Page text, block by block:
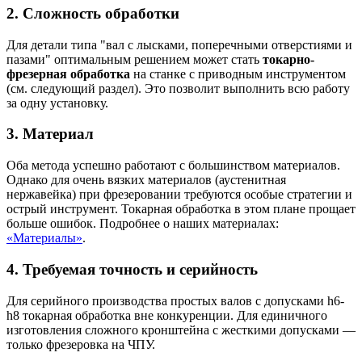
2. Сложность обработки
Для детали типа "вал с лысками, поперечными отверстиями и
пазами" оптимальным решением может стать токарно-
фрезерная обработка на станке с приводным инструментом
(см. следующий раздел). Это позволит выполнить всю работу
за одну установку.
3. Материал
Оба метода успешно работают с большинством материалов.
Однако для очень вязких материалов (аустенитная
нержавейка) при фрезеровании требуются особые стратегии и
острый инструмент. Токарная обработка в этом плане прощает
больше ошибок. Подробнее о наших материалах:
«Материалы».
4. Требуемая точность и серийность
Для серийного производства простых валов с допусками h6-
h8 токарная обработка вне конкуренции. Для единичного
изготовления сложного кронштейна с жесткими допусками —
только фрезеровка на ЧПУ.